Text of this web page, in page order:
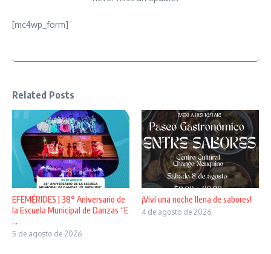
[mc4wp_form]
Related Posts
EFEMÉRIDES | 38° Aniversario de
la Escuela Municipal de Danzas “E
...
5 de agosto de 2026
¡Viví una noche llena de sabores!
4 de agosto de 2026